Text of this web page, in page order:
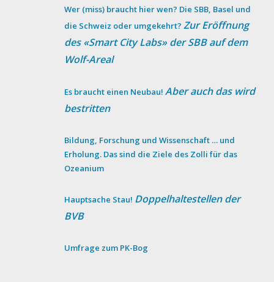
Wer (miss) braucht hier wen? Die SBB, Basel und
die Schweiz oder umgekehrt?Zur Eröffnung
des «Smart City Labs» der SBB auf dem
Wolf-Areal
Es braucht einen Neubau!Aber auch das wird
bestritten
Bildung, Forschung und Wissenschaft … und
Erholung. Das sind die Ziele des Zolli für das
Ozeanium
Hauptsache Stau! Doppelhaltestellen der
BVB
Umfrage zum PK-Bog